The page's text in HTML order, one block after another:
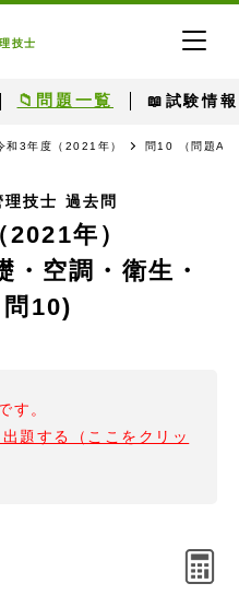
技士
📁問題一覧 📖試験情報
和3年度（2021年） 問10 （問題A
技士 過去問
年）
空調・衛生・
10)
す。
題する（ここをクリッ